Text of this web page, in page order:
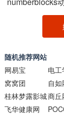
片全集下载
随机推荐网站
网易宝
电工
窝窝团
自如
桂林梦露影城商丘
飞华健康网